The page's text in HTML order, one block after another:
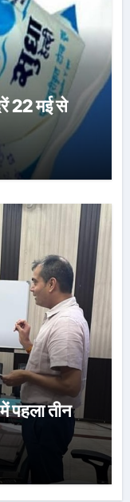
22 मई से
पहला तीन